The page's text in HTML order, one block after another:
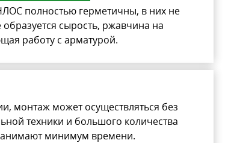
полностью герметичны, в них не
сырость, ржавчина на
работу с арматурой.
монтаж может осуществляться без
техники и большого количества
минимум времени.